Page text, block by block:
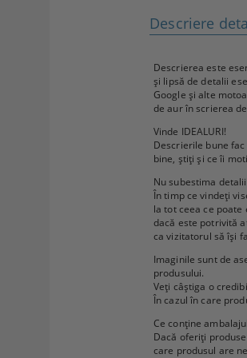
Descriere
Descrierea este
și lipsă de detalii
Google și alte
de aur în scrierea
Vinde IDEALURI!
Descrierile bune
bine, știți și ce îi
Nu subestima
În timp ce vindeți
la tot ceea ce
dacă este potrivită
ca vizitatorul să își
Imaginile sunt de
produsului.
Veți câștiga o
În cazul în care
Ce conține
Dacă oferiți
care produsul are